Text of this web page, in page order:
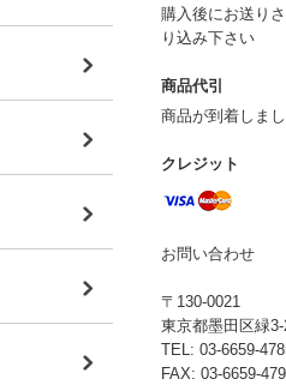
購入後にお送り
り込み下さい
商品代引
商品が到着しま
クレジット
お問い合わせ
〒130-0021
東京都墨田区緑
TEL: 03-6659-
FAX: 03-6659-